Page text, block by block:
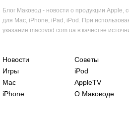
Блог Маковод - новости о продукции
для Mac, iPhone, iPad, iPod. При
указание macovod.com.ua в качестве
Новости Советы
Игры
iPod
Mac
AppleTV
iPhone
О Маководе